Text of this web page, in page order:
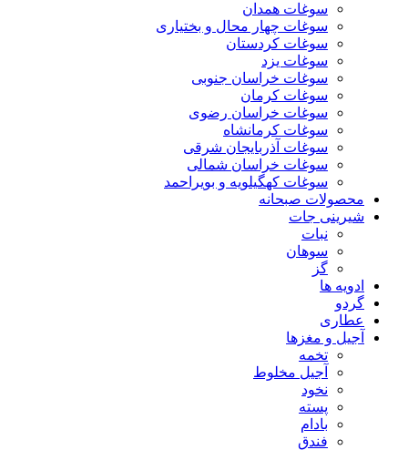
سوغات همدان
سوغات چهار محال و بختیاری
سوغات کردستان
سوغات یزد
سوغات خراسان جنوبی
سوغات کرمان
سوغات خراسان رضوی
سوغات کرمانشاه
سوغات آذربایجان شرقی
سوغات خراسان شمالی
سوغات کهگیلویه و بویراحمد
محصولات صبحانه
شیرینی جات
نبات
سوهان
گز
ادویه ها
گردو
عطاری
آجیل و مغزها
تخمه
آجیل مخلوط
نخود
پسته
بادام
فندق